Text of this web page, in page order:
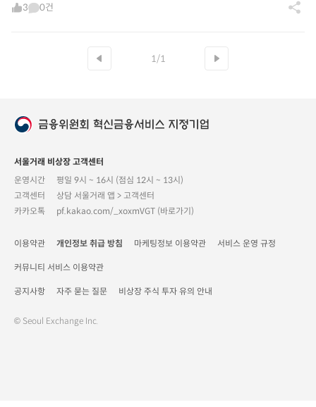
3 0건
1/1
서울거래 비상장 고객센터
운영시간
평일 9시 ~ 16시 (점심 12시 ~ 13시)
고객센터
상담 서울거래 앱 > 고객센터
카카오톡
pf.kakao.com/_xoxmVGT (바로가기)
이용약관 개인정보 취급 방침 마케팅정보 이용약관 서비스 운영 규정
커뮤니티 서비스 이용약관
공지사항 자주 묻는 질문 비상장 주식 투자 유의 안내
© Seoul Exchange Inc.